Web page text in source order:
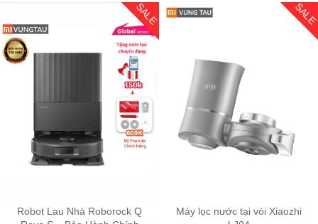
SALE
Robot Lau Nhà Roborock Q
SALE
Máy lọc nước tại vòi Xiaozhi